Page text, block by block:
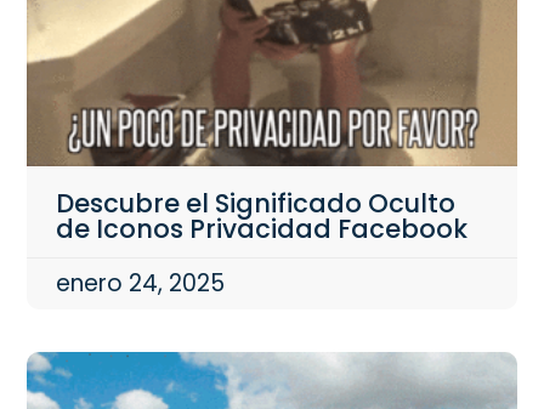
Descubre el Significado Oculto
de Iconos Privacidad Facebook
enero 24, 2025